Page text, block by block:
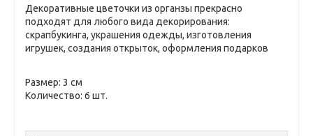
Декоративные цветочки из органзы прекрасно
подходят для любого вида декорирования:
скрапбукинга, украшения одежды, изготовления
игрушек, создания открыток, оформления подарков
Размер: 3 см
Количество: 6 шт.